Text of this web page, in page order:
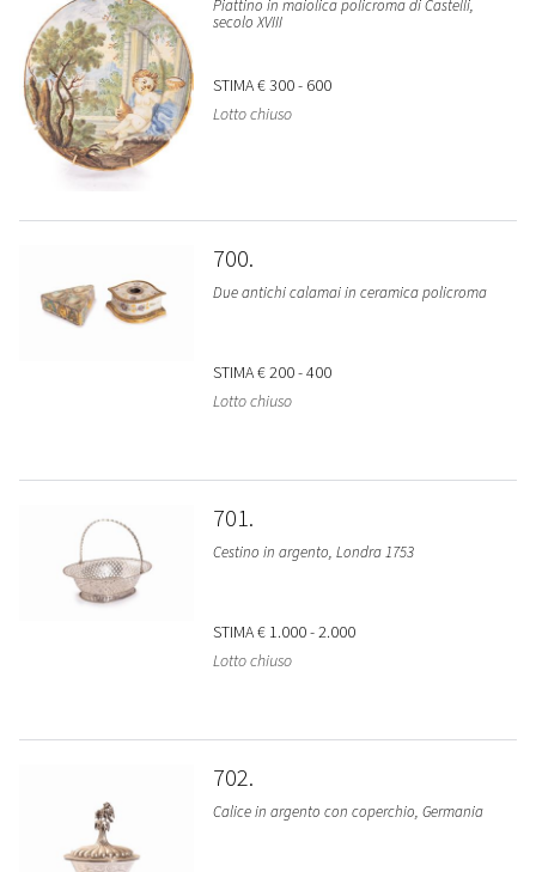
Piattino in maiolica policroma di Castelli,
secolo XVIII
STIMA€ 300 - 600
Lotto chiuso
700
Due antichi calamai in ceramica policroma
STIMA€ 200 - 400
Lotto chiuso
701
Cestino in argento, Londra 1753
STIMA€ 1.000 - 2.000
Lotto chiuso
702
Calice in argento con coperchio, Germania